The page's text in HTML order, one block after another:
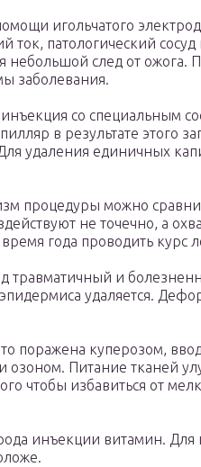
игольчатого
ток, патологический
небольшой след от ожога.
заболевания.
со специальным
в результате этого
удаления единичных
процедуры можно
не точечно, а
года проводить курс
травматичный и
удаляется.
поражена куперозом,
Питание тканей
чтобы избавиться от
инъекции витамин.